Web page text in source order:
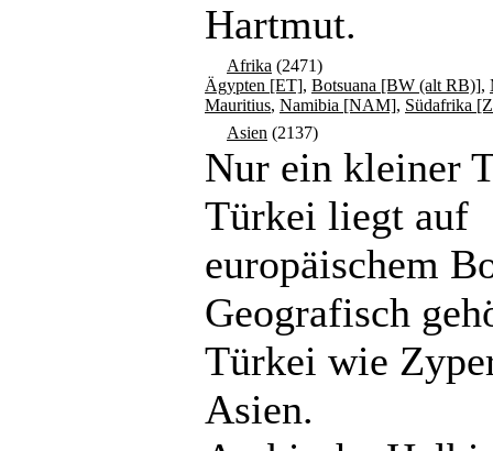
Hartmut.
Afrika (2471)
Ägypten [ET], Botsuana [BW (alt RB)],
Mauritius, Namibia [NAM], Südafrika
Asien (2137)
Nur ein kleiner
Türkei liegt auf
europäischem
Geografisch
Türkei wie
Asien.